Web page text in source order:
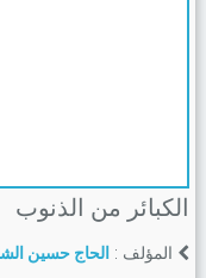
الكبائر من الذنوب
المؤلف : الحاج حسين